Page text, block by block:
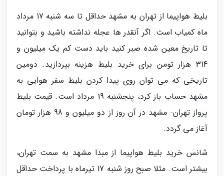
بلیط هواپیما از تهران به مشهد حداقل تا سه شنبه 17 مرداد
ماه کمیاب است. اگر آنقدر ها عجله نداشته باشید و بتوانید
تا تاریخ معین شده صبر کنید باید دست کم یک میلیون و
314 هزار تومن برای خرید بلیط هزینه بپردازید. دومین
تاریخی که می توان روی پیدا کردن بلیط سفر هوایی به
مشهد حساب باز کرد، پنجشنبه 19 مرداد است. قیمت بلیط
پرواز تهران- مشهد در آن روز از دو میلیون و 98 هزار تومان
آغاز می گردد.
شانس خرید بلیط هواپیما از مبدا مشهد به سمت تهران،
بیشتر است. مثلا صبح روز شنبه 17 تیرماه با پرداخت حداقل